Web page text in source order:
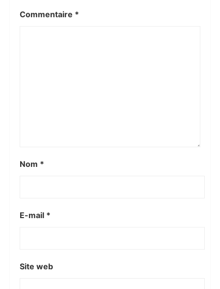
Commentaire *
Nom *
E-mail *
Site web